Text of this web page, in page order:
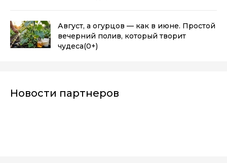
Август, а огурцов — как в июне. Простой
вечерний полив, который творит
чудеса(0+)
Новости партнеров